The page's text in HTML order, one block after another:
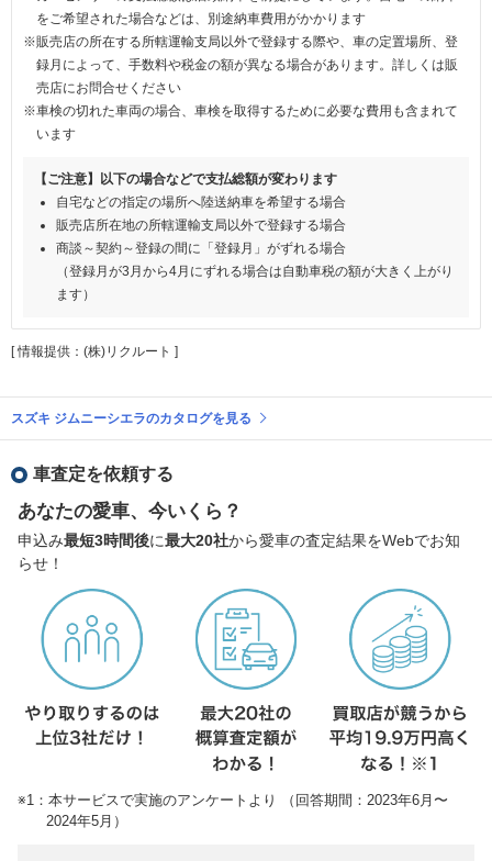
をご希望された場合などは、別途納車費用がかかります
※販売店の所在する所轄運輸支局以外で登録する際や、車の定置場所、登
録月によって、手数料や税金の額が異なる場合があります。詳しくは販
売店にお問合せください
※車検の切れた車両の場合、車検を取得するために必要な費用も含まれて
います
【ご注意】以下の場合などで支払総額が変わります
自宅などの指定の場所へ陸送納車を希望する場合
販売店所在地の所轄運輸支局以外で登録する場合
商談～契約～登録の間に「登録月」がずれる場合
（登録月が3月から4月にずれる場合は自動車税の額が大きく上がり
ます）
[ 情報提供：(株)リクルート ]
スズキ ジムニーシエラのカタログを見る
車査定を依頼する
あなたの愛車、今いくら？
申込み最短3時間後に最大20社から愛車の査定結果をWebでお知
らせ！
※1：本サービスで実施のアンケートより （回答期間：2023年6月〜
2024年5月）